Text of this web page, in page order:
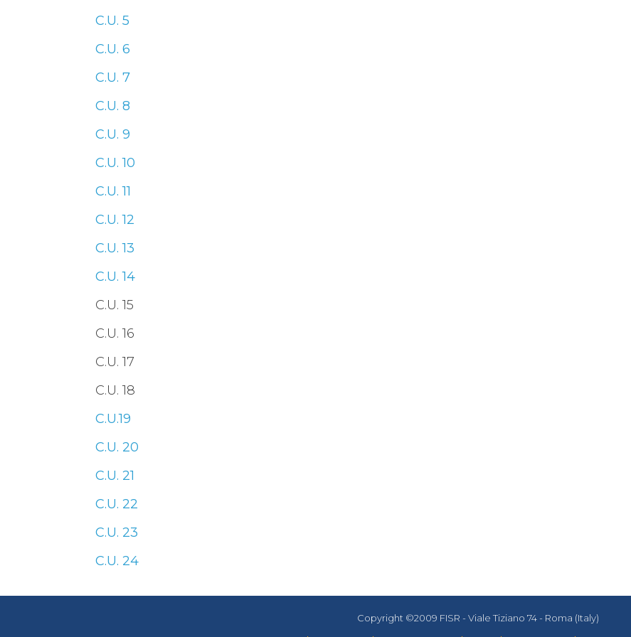
C.U. 5
C.U. 6
C.U. 7
C.U. 8
C.U. 9
C.U. 10
C.U. 11
C.U. 12
C.U. 13
C.U. 14
C.U. 15
C.U. 16
C.U. 17
C.U. 18
C.U.19
C.U. 20
C.U. 21
C.U. 22
C.U. 23
C.U. 24
Copyright ©2009 FISR - Viale Tiziano 74 - Roma (Italy)